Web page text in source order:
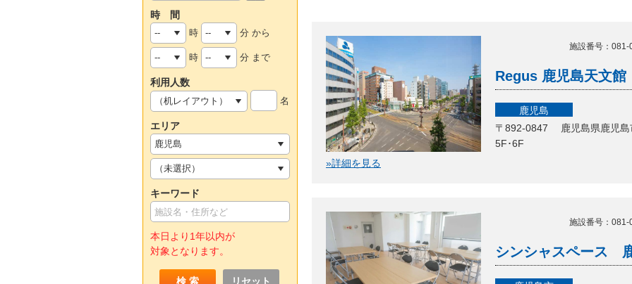
時 間
時 分 から
時 分 まで
利用人数
名
エリア
キーワード
本日より1年以内が
対象となります。
リセット
»詳細を見る
施設番号：
Regus 鹿児島天文館
鹿児島
〒892-0847 鹿児島県鹿児
5F･6F
施設番号：
シンシャスペース